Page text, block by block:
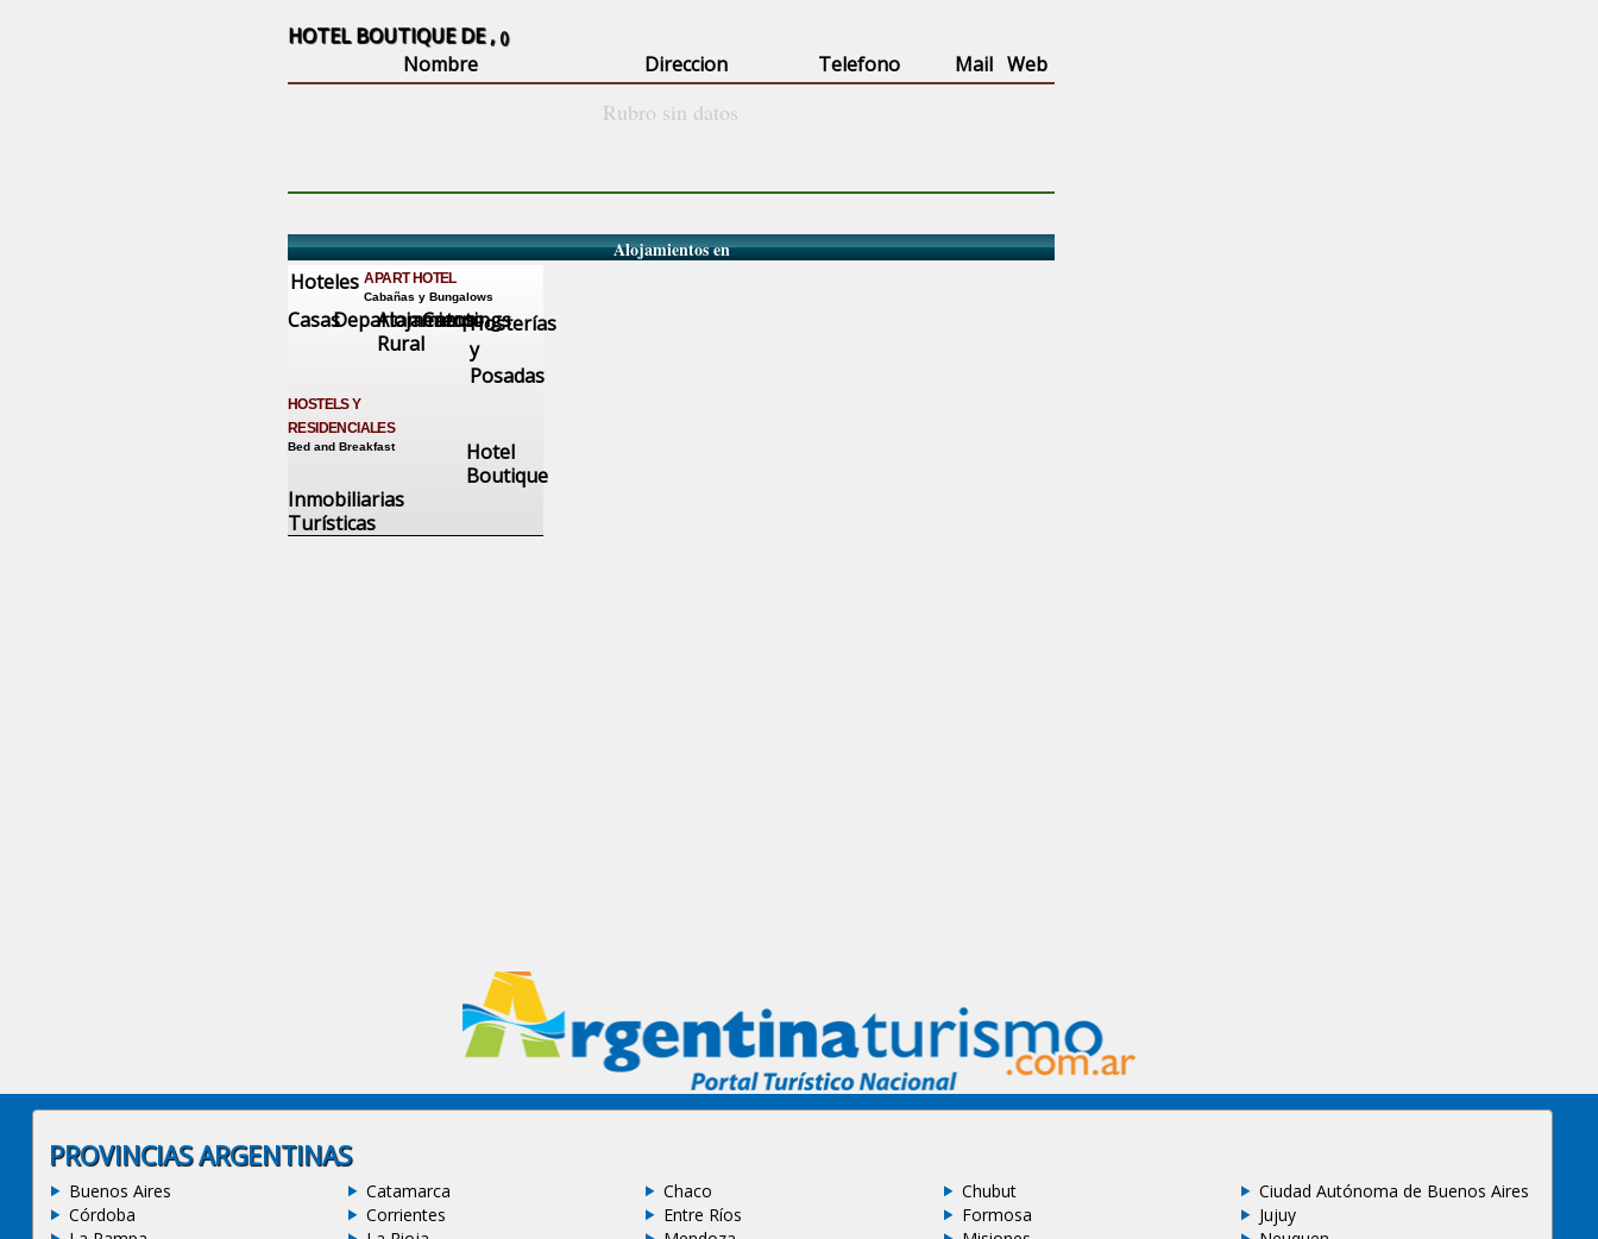
HOTEL BOUTIQUE DE ,()
Nombre Direccion Telefono Mail Web
Rubro sin datos
Alojamientos en
Hoteles APART HOTEL
Cabañas y Bungalows
CasasDepartamentos
Alojamiento
Rural
CampingsHosterías
y
Posadas
HOSTELS Y
RESIDENCIALES
Bed and Breakfast
Hotel
Boutique
Inmobiliarias
Turísticas
PROVINCIAS ARGENTINAS
Buenos Aires Catamarca Chaco Chubut
Ciudad Autónoma de Buenos Aires
Córdoba
Corrientes Entre Ríos Formosa
Jujuy